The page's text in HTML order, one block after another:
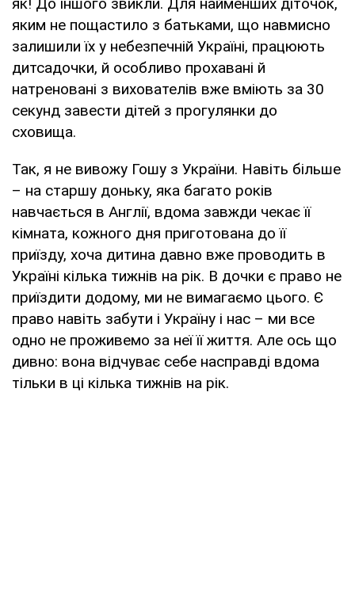
яким не пощастило з батьками, що навмисно
залишили їх у небезпечній Україні, працюють
дитсадочки, й особливо прохавані й
натреновані з вихователів вже вміють за 30
секунд завести дітей з прогулянки до
сховища.
Так, я не вивожу Гошу з України. Навіть більше
– на старшу доньку, яка багато років
навчається в Англії, вдома завжди чекає її
кімната, кожного дня приготована до її
приїзду, хоча дитина давно вже проводить в
Україні кілька тижнів на рік. В дочки є право не
приїздити додому, ми не вимагаємо цього. Є
право навіть забути і Україну і нас – ми все
одно не проживемо за неї її життя. Але ось що
дивно: вона відчуває себе насправді вдома
тільки в ці кілька тижнів на рік.